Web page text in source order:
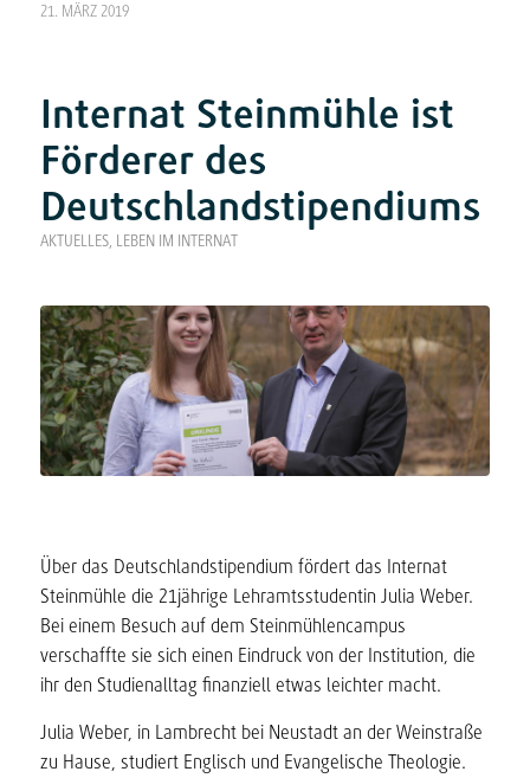
21. MÄRZ 2019
Internat Steinmühle ist
Förderer des
Deutschlandstipendiums
AKTUELLES, LEBEN IM INTERNAT
Über das Deutschlandstipendium fördert das Internat
Steinmühle die 21jährige Lehramtsstudentin Julia Weber.
Bei einem Besuch auf dem Steinmühlencampus
verschaffte sie sich einen Eindruck von der Institution, die
ihr den Studienalltag finanziell etwas leichter macht.
Julia Weber, in Lambrecht bei Neustadt an der Weinstraße
zu Hause, studiert Englisch und Evangelische Theologie.